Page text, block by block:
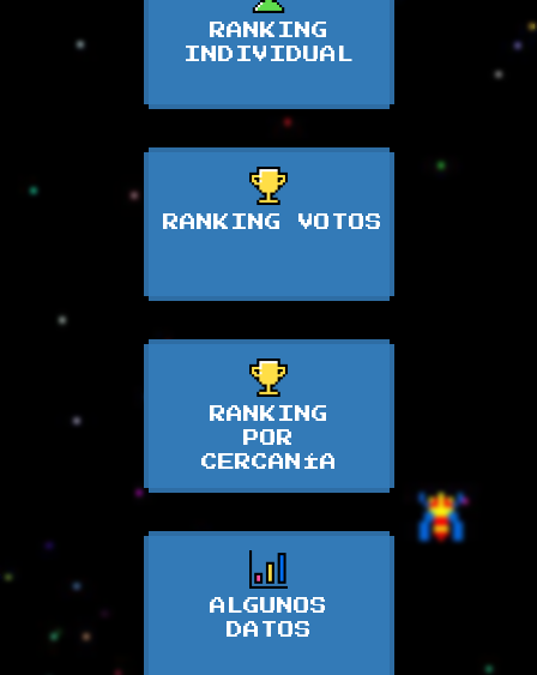
RANKING
INDIVIDUAL
RANKING VOTOS
RANKING
POR
CERCANÍA
ALGUNOS
DATOS